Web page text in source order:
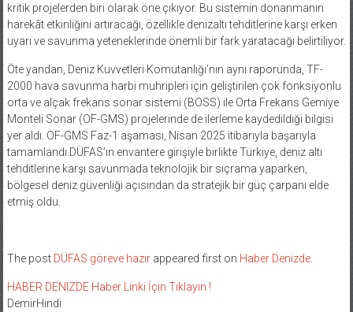
kritik projelerden biri olarak öne çıkıyor. Bu sistemin donanmanın
harekât etkinliğini artıracağı, özellikle denizaltı tehditlerine karşı erken
uyarı ve savunma yeteneklerinde önemli bir fark yaratacağı belirtiliyor.
Öte yandan, Deniz Kuvvetleri Komutanlığı’nın aynı raporunda, TF-
2000 hava savunma harbi muhripleri için geliştirilen çok fonksiyonlu
orta ve alçak frekans sonar sistemi (BOSS) ile Orta Frekans Gemiye
Monteli Sonar (OF-GMS) projelerinde de ilerleme kaydedildiği bilgisi
yer aldı. OF-GMS Faz-1 aşaması, Nisan 2025 itibarıyla başarıyla
tamamlandı.DÜFAS’ın envantere girişiyle birlikte Türkiye, deniz altı
tehditlerine karşı savunmada teknolojik bir sıçrama yaparken,
bölgesel deniz güvenliği açısından da stratejik bir güç çarpanı elde
etmiş oldu.
The post DÜFAS göreve hazırappeared first on Haber Denizde.
HABER DENIZDE Haber Linki İçin Tıklayın !
DemirHindi